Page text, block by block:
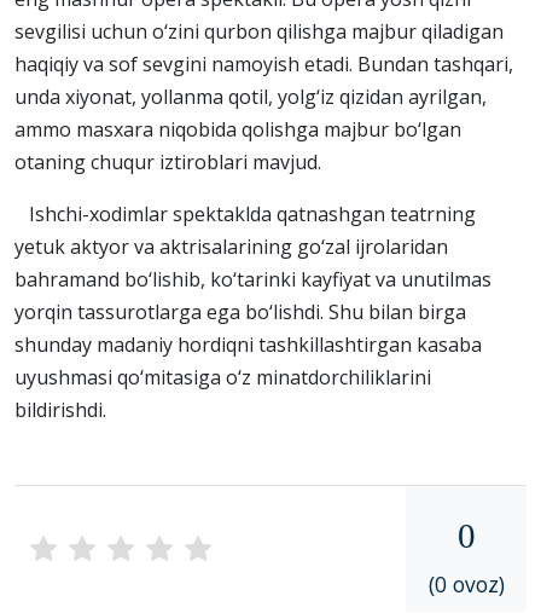
sevgilisi uchun o‘zini qurbon qilishga majbur qiladigan
haqiqiy va sof sevgini namoyish etadi. Bundan tashqari,
unda xiyonat, yollanma qotil, yolg‘iz qizidan ayrilgan,
ammo masxara niqobida qolishga majbur bo‘lgan
otaning chuqur iztiroblari mavjud.
Ishchi-xodimlar spektaklda qatnashgan teatrning
yetuk aktyor va aktrisalarining go‘zal ijrolaridan
bahramand bo‘lishib, ko‘tarinki kayfiyat va unutilmas
yorqin tassurotlarga ega bo‘lishdi. Shu bilan birga
shunday madaniy hordiqni tashkillashtirgan kasaba
uyushmasi qo‘mitasiga o‘z minatdorchiliklarini
bildirishdi.
0
(0 ovoz)